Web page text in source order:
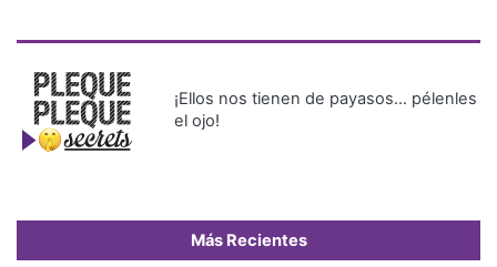
¡Ellos nos tienen de payasos… pélenles
el ojo!
Más Recientes